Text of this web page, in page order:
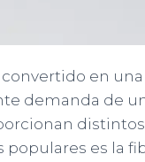
en
demanda de
es la